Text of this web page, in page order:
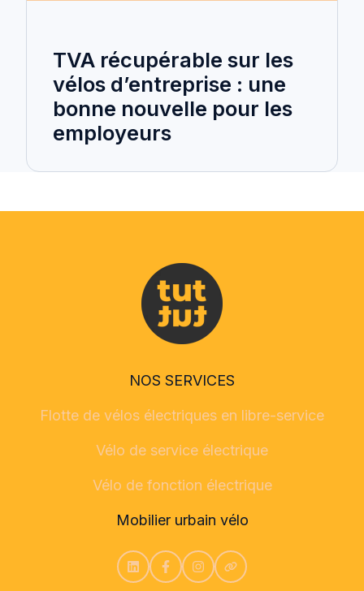
TVA récupérable sur les
vélos d’entreprise : une
bonne nouvelle pour les
employeurs
NOS SERVICES
Flotte de vélos électriques en libre-service
Vélo de service électrique
Vélo de fonction électrique
Mobilier urbain vélo